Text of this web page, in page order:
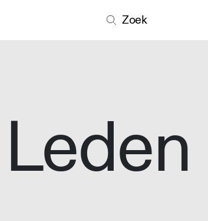
Zoek
Leden